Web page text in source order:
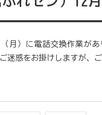
（月）に電話交換作業が
迷惑をお掛けしますが、